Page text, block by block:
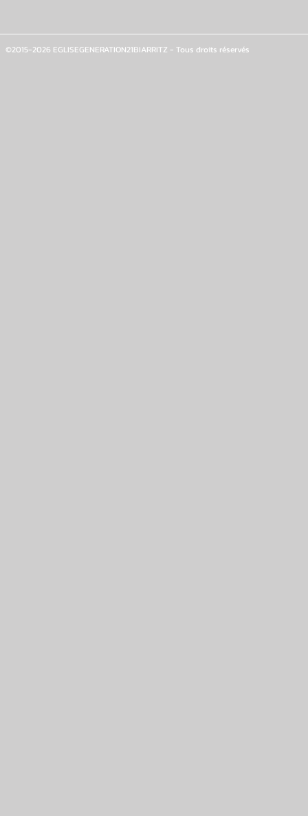
©2015-2026 EGLISEGENERATION21BIARRITZ - Tous droits réservés